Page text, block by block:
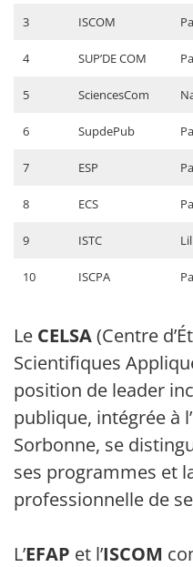
3 ISCOM
4 SUP’DE COM
5 SciencesCom
6 SupdePub
7 ESP
8 ECS
9 ISTC
10 ISCPA
Le CELSA(Centre
Scientifiques
position de leader
publique, intégrée à
Sorbonne, se
ses programmes et
professionnelle de
L’EFAP et l’ISCOM